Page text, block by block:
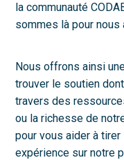
la communauté
sommes là pour nous
Nous offrons ainsi
trouver le soutien
travers des
ou la richesse de
pour vous aider à
expérience sur notre